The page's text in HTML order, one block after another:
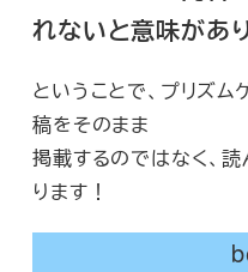
れないと意味があ
ということで、プリズ
稿をそのまま
掲載するのではなく、
ります！